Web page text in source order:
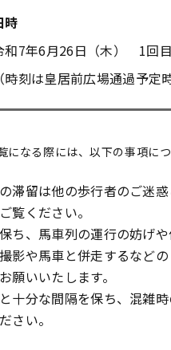
時
和7年6月26日（木） 1回
（時刻は皇居前広場通過予定
になる際には、以下の事項に
滞留は他の歩行者のご迷
覧ください。
ち、馬車列の運行の妨げ
影や馬車と併走するなど
願いいたします。
十分な間隔を保ち、混雑
さい。